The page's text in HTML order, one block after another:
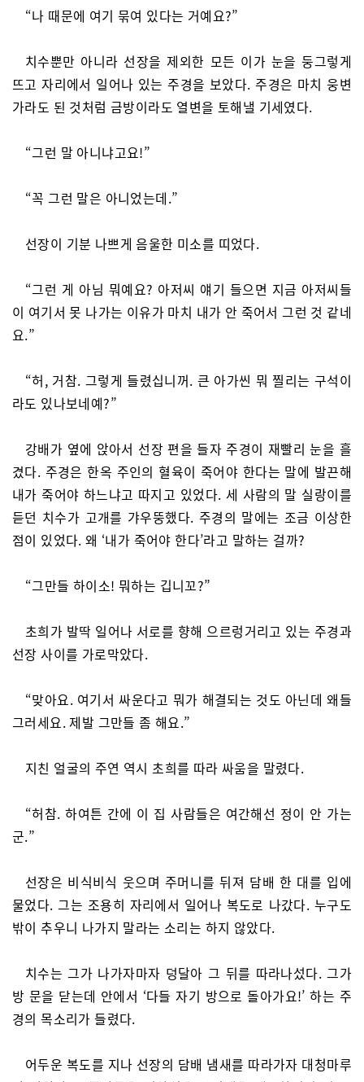
“나 때문에 여기 묶여 있다는 거예요?”
치수뿐만 아니라 선장을 제외한 모든 이가 눈을 둥그렇게
뜨고 자리에서 일어나 있는 주경을 보았다. 주경은 마치 웅변
가라도 된 것처럼 금방이라도 열변을 토해낼 기세였다.
“그런 말 아니냐고요!”
“꼭 그런 말은 아니었는데.”
선장이 기분 나쁘게 음울한 미소를 띠었다.
“그런 게 아님 뭐예요? 아저씨 얘기 들으면 지금 아저씨들
이 여기서 못 나가는 이유가 마치 내가 안 죽어서 그런 것 같네
요.”
“허, 거참. 그렇게 들렸십니꺼. 큰 아가씬 뭐 찔리는 구석이
라도 있나보네예?”
강배가 옆에 앉아서 선장 편을 들자 주경이 재빨리 눈을 흘
겼다. 주경은 한옥 주인의 혈육이 죽어야 한다는 말에 발끈해
내가 죽어야 하느냐고 따지고 있었다. 세 사람의 말 실랑이를
듣던 치수가 고개를 갸우뚱했다. 주경의 말에는 조금 이상한
점이 있었다. 왜 ‘내가 죽어야 한다’라고 말하는 걸까?
“그만들 하이소! 뭐하는 깁니꼬?”
초희가 발딱 일어나 서로를 향해 으르렁거리고 있는 주경과
선장 사이를 가로막았다.
“맞아요. 여기서 싸운다고 뭐가 해결되는 것도 아닌데 왜들
그러세요. 제발 그만들 좀 해요.”
지친 얼굴의 주연 역시 초희를 따라 싸움을 말렸다.
“허참. 하여튼 간에 이 집 사람들은 여간해선 정이 안 가는
군.”
선장은 비식비식 웃으며 주머니를 뒤져 담배 한 대를 입에
물었다. 그는 조용히 자리에서 일어나 복도로 나갔다. 누구도
밖이 추우니 나가지 말라는 소리는 하지 않았다.
치수는 그가 나가자마자 덩달아 그 뒤를 따라나섰다. 그가
방 문을 닫는데 안에서 ‘다들 자기 방으로 돌아가요!’ 하는 주
경의 목소리가 들렸다.
어두운 복도를 지나 선장의 담배 냄새를 따라가자 대청마루